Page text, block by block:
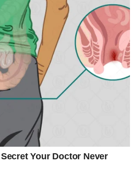
ono što im
u kojem će mnoge stvari doći na
je bilo oduzeto, bilo emotivno ili
kroz neočekivane okolnosti. Kao
odlučuje da ih nagradi za sve kroz